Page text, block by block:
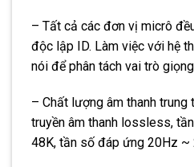
– Tất cả các đơn vị micrô
độc lập ID. Làm việc với hệ
nói để phân tách vai trò
– Chất lượng âm thanh trung
truyền âm thanh lossless,
48K, tần số đáp ứng 20Hz ~